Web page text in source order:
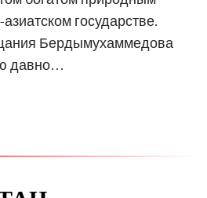
государстве.
Бердымухаммедова
давно…